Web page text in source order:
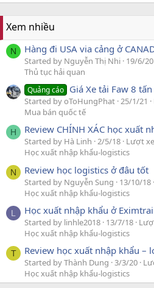
Xem nhiều
N Hàng đi USA via cảng ở
Started by Nguyễn Thị Nhi 19/6/20
Thủ tục hải quan
Quảng cáo Giá Xe tải Faw 8
Started by oToHungPhat 25/1/21
Mua bán quốc tế
H Review CHÍNH XÁC học xuất
Started by Hà Linh 2/5/18 Lượt
Học xuất nhập khẩu-logistics
N Review học logistics ở đâu tốt
Started by Nguyễn Sung 13/10/18
Học xuất nhập khẩu-logistics
L Học xuất nhập khẩu ở
Started by linhle2018 13/7/18
Học xuất nhập khẩu-logistics
T Review học xuất nhập khẩu –
Started by Thành Dung 3/3/20
Học xuất nhập khẩu-logistics